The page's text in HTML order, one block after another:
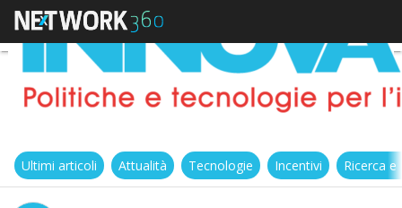
Ultimi articoli Attualità Tecnologie Incentivi Ricerca